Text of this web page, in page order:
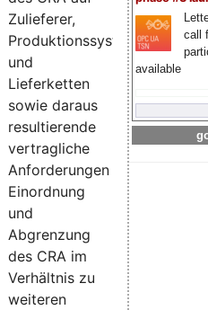
call
available
Zulieferer,
Produktionssysteme
und
Lieferketten
sowie daraus
resultierende
vertragliche
Anforderungen
Einordnung
und
Abgrenzung
des CRA im
Verhältnis zu
weiteren